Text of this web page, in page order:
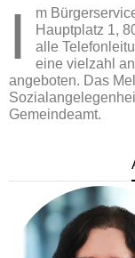
I
m
Hauptplatz 1,
alle
eine vielzahl
angeboten. Das
Gemeindeamt.